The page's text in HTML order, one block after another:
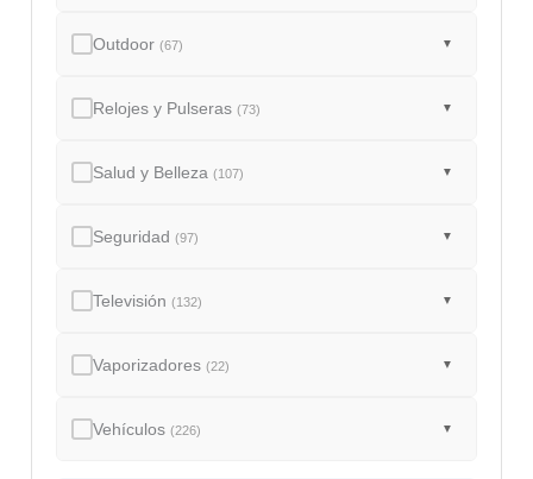
Outdoor(67) ▼
Relojes y Pulseras(73) ▼
Salud y Belleza(107) ▼
Seguridad(97) ▼
Televisión(132) ▼
Vaporizadores(22) ▼
Vehículos(226) ▼